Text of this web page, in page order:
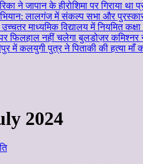
ने जापान के हीरोशिमा पर गिराया था
लालगंज में संकल्प सभा और
माध्यमिक विद्यालय में नियमित
पर फिलहाल नहीं चलेगा बुलडोज़र कमिश्नर
में कलयुगी पुत्र ने पिताकी की हत्या माँ
2024